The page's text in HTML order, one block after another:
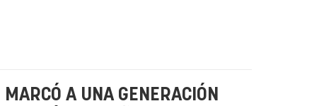
A UNA GENERACIÓN